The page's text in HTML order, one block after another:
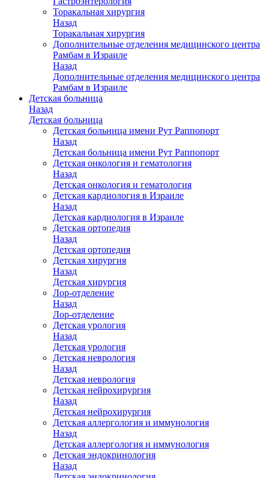
Торакальная хирургия
Назад
Торакальная хирургия
Дополнительные отделения медицинского центра
Рамбам в Израиле
Назад
Дополнительные отделения медицинского центра
Рамбам в Израиле
Детская больница
Назад
Детская больница
Детская больница имени Рут Раппопорт
Назад
Детская больница имени Рут Раппопорт
Детская онкология и гематология
Назад
Детская онкология и гематология
Детская кардиология в Израиле
Назад
Детская кардиология в Израиле
Детская ортопедия
Назад
Детская ортопедия
Детская хирургия
Назад
Детская хирургия
Лор-отделение
Назад
Лор-отделение
Детская урология
Назад
Детская урология
Детская неврология
Назад
Детская неврология
Детская нейрохирургия
Назад
Детская нейрохирургия
Детская аллергология и иммунология
Назад
Детская аллергология и иммунология
Детская эндокринология
Назад